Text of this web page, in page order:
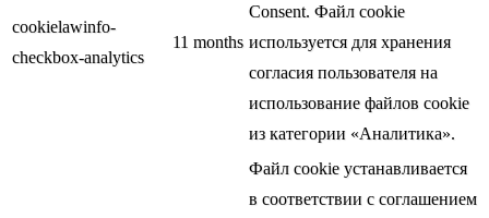
cookielawinfo-
checkbox-analytics
11 months
Consent. Файл cookie
используется для хранения
согласия пользователя на
использование файлов cookie
из категории «Аналитика».
Файл cookie устанавливается
в соответствии с соглашением